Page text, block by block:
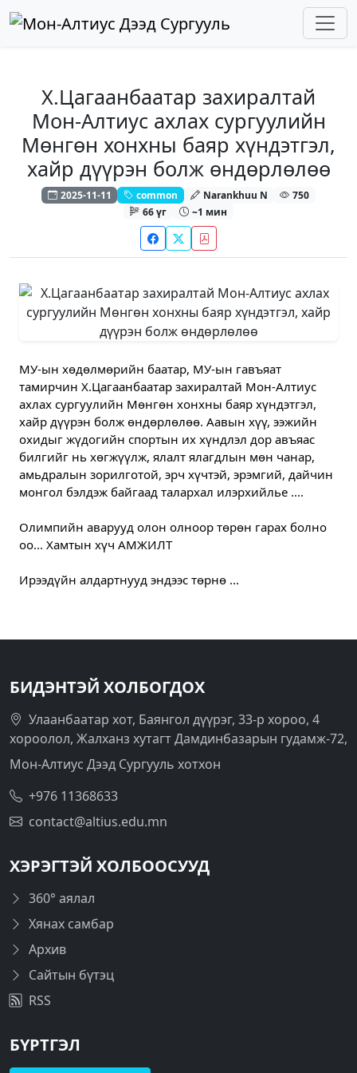
Х.Цагаанбаатар захиралтай
Мон-Алтиус ахлах сургуулийн
Мөнгөн хонхны баяр хүндэтгэл,
хайр дүүрэн болж өндөрлөлөө
2025-11-11 common Narankhuu N
750
66 үг
~1 мин
МУ-ын хөдөлмөрийн баатар, МУ-ын гавъяат
тамирчин Х.Цагаанбаатар захиралтай Мон-Алтиус
ахлах сургуулийн Мөнгөн хонхны баяр хүндэтгэл,
хайр дүүрэн болж өндөрлөлөө. Аавын хүү, ээжийн
охидыг жүдогийн спортын их хүндлэл дор авъяас
билгийг нь хөгжүүлж, ялалт ялагдлын мөн чанар,
амьдралын зорилготой, эрч хүчтэй, эрэмгий, дайчин
монгол бэлдэж байгаад талархал илэрхийлье ....
Олимпийн аварууд олон олноор төрөн гарах болно
оо... Хамтын хүч АМЖИЛТ
Ирээдүйн алдартнууд эндээс төрнө ...
БИДЭНТЭЙ ХОЛБОГДОХ
Улаанбаатар хот, Баянгол дүүрэг, 33-р хороо, 4
хороолол, Жалханз хутагт Дамдинбазарын гудамж-72,
Мон-Алтиус Дээд Сургууль хотхон
+976 11368633
contact@altius.edu.mn
ХЭРЭГТЭЙ ХОЛБООСУУД
360° аялал
Хянах самбар
Архив
Сайтын бүтэц
RSS
БҮРТГЭЛ